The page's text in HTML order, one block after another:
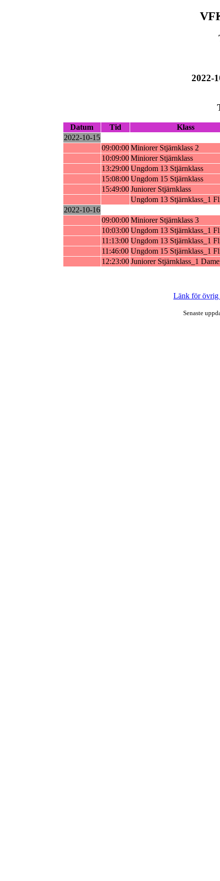
2022-
Datum Tid
Klass
2022-10-15
09:00:00 Miniorer Stjärnklass 2
10:09:00 Miniorer Stjärnklass
13:29:00 Ungdom 13 Stjärnklass
15:08:00 Ungdom 15 Stjärnklass
15:49:00 Juniorer Stjärnklass
Ungdom 13 Stjärnklass_1
2022-10-16
09:00:00 Miniorer Stjärnklass 3
10:03:00 Ungdom 13 Stjärnklass_1
11:13:00 Ungdom 13 Stjärnklass_1
11:46:00 Ungdom 15 Stjärnklass_1
12:23:00 Juniorer Stjärnklass_1
Länk för
Senaste